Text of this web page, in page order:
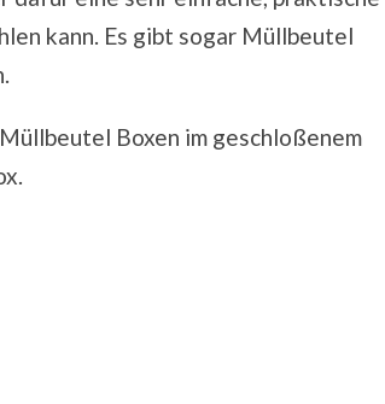
kann. Es gibt sogar Müllbeutel
Boxen im geschloßenem